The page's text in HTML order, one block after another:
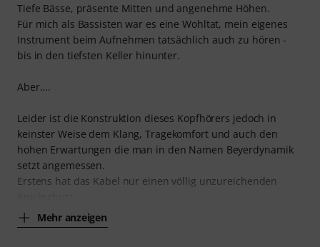
Tiefe Bässe, präsente Mitten und angenehme Höhen.
Für mich als Bassisten war es eine Wohltat, mein eigenes
Instrument beim Aufnehmen tatsächlich auch zu hören -
bis in den tiefsten Keller hinunter.
Aber....
Leider ist die Konstruktion dieses Kopfhörers jedoch in
keinster Weise dem Klang, Tragekomfort und auch den
hohen Erwartungen die man in den Namen Beyerdynamik
setzt angemessen.
Erstens hat das Kabel nur einen völlig unzureichenden
Mehr anzeigen